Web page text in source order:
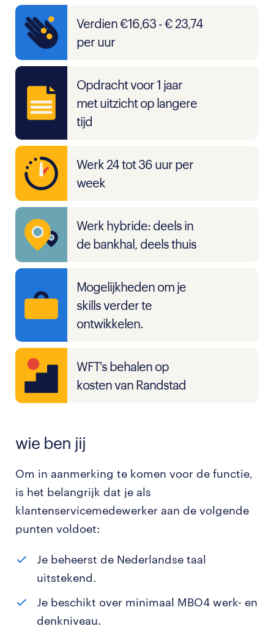
Verdien €16,63 - € 23,74
per uur
Opdracht voor 1 jaar
met uitzicht op langere
tijd
Werk 24 tot 36 uur per
week
Werk hybride: deels in
de bankhal, deels thuis
Mogelijkheden om je
skills verder te
ontwikkelen.
WFT's behalen op
kosten van Randstad
wie ben jij
Om in aanmerking te komen voor de functie,
is het belangrijk dat je als
klantenservicemedewerker aan de volgende
punten voldoet:
Je beheerst de Nederlandse taal
uitstekend.
Je beschikt over minimaal MBO4 werk- en
denkniveau.